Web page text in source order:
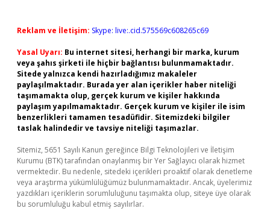
Reklam ve İletişim: Skype: live:.cid.575569c608265c69
Yasal Uyarı: Bu internet sitesi, herhangi bir marka, kurum
veya şahıs şirketi ile hiçbir bağlantısı bulunmamaktadır.
Sitede yalnızca kendi hazırladığımız makaleler
paylaşılmaktadır. Burada yer alan içerikler haber niteliği
taşımamakta olup, gerçek kurum ve kişiler hakkında
paylaşım yapılmamaktadır. Gerçek kurum ve kişiler ile isim
benzerlikleri tamamen tesadüfidir. Sitemizdeki bilgiler
taslak halindedir ve tavsiye niteliği taşımazlar.
Sitemiz, 5651 Sayılı Kanun gereğince Bilgi Teknolojileri ve İletişim
Kurumu (BTK) tarafından onaylanmış bir Yer Sağlayıcı olarak hizmet
vermektedir. Bu nedenle, sitedeki içerikleri proaktif olarak denetleme
veya araştırma yükümlülüğümüz bulunmamaktadır. Ancak, üyelerimiz
yazdıkları içeriklerin sorumluluğunu taşımakta olup, siteye üye olarak
bu sorumluluğu kabul etmiş sayılırlar.